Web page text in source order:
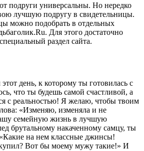
подруги универсальны. Но нередко
лучшую подругу в свидетельницы.
можно подобрать в отдельных
Для этого достаточно
раздел сайта.
день, к которому ты готовилась с
что ты будешь самой счастливой, а
с реальностью! Я желаю, чтобы твоим
«Изменяю, изменяла и не
семейную жизнь в лучшую
брутальному накаченному самцу, ты
на нем классные джинсы!
Вот бы моему мужу такие!» И